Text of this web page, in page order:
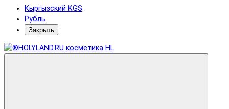
Кыргызский KGS
Рубль
Закрыть